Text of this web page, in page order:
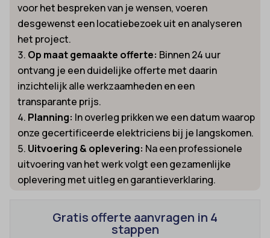
voor het bespreken van je wensen, voeren
desgewenst een locatiebezoek uit en analyseren
het project.
Op maat gemaakte offerte: Binnen 24 uur
ontvang je een duidelijke offerte met daarin
inzichtelijk alle werkzaamheden en een
transparante prijs.
Planning: In overleg prikken we een datum waarop
onze gecertificeerde elektriciens bij je langskomen.
Uitvoering & oplevering: Na een professionele
uitvoering van het werk volgt een gezamenlijke
oplevering met uitleg en garantieverklaring.
Gratis offerte aanvragen in 4
stappen